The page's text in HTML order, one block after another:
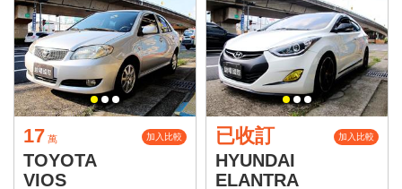
17 萬 加入比較
TOYOTA
VIOS
已收訂 加入比較
HYUNDAI
ELANTRA